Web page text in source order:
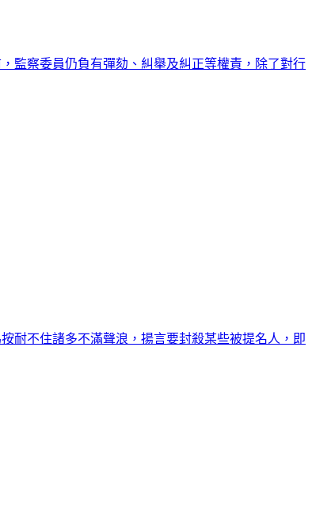
監察委員仍負有彈劾、糾舉及糾正等權責，除了對行
耐不住諸多不滿聲浪，揚言要封殺某些被提名人，即